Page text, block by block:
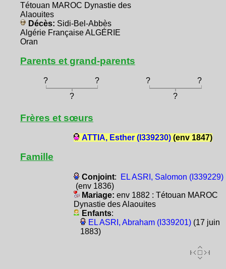
Tétouan MAROC Dynastie des
Alaouites
Décès: Sidi-Bel-Abbès
Algérie Française ALGÉRIE
Oran
Parents et grand-parents
? ? ?
?
?
?
Frères et sœurs
ATTIA, Esther (I339230)(env 1847)
Famille
Conjoint:
EL ASRI, Salomon (I339229)
(env 1836)
Mariage: env 1882 : Tétouan MAROC
Dynastie des Alaouites
Enfants:
EL ASRI, Abraham (I339201)(17 juin
1883)